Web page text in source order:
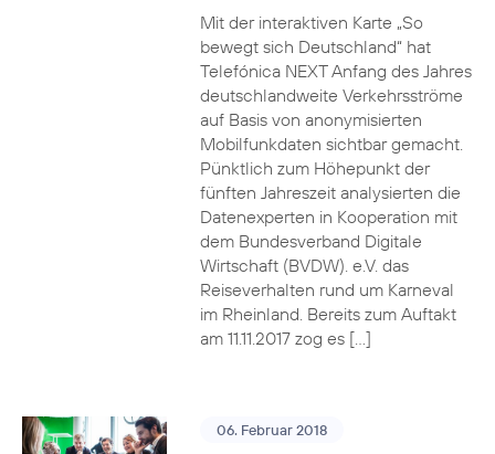
Mit der interaktiven Karte „So
bewegt sich Deutschland“ hat
Telefónica NEXT Anfang des Jahres
deutschlandweite Verkehrsströme
auf Basis von anonymisierten
Mobilfunkdaten sichtbar gemacht.
Pünktlich zum Höhepunkt der
fünften Jahreszeit analysierten die
Datenexperten in Kooperation mit
dem Bundesverband Digitale
Wirtschaft (BVDW). e.V. das
Reiseverhalten rund um Karneval
im Rheinland. Bereits zum Auftakt
am 11.11.2017 zog es […]
06. Februar 2018